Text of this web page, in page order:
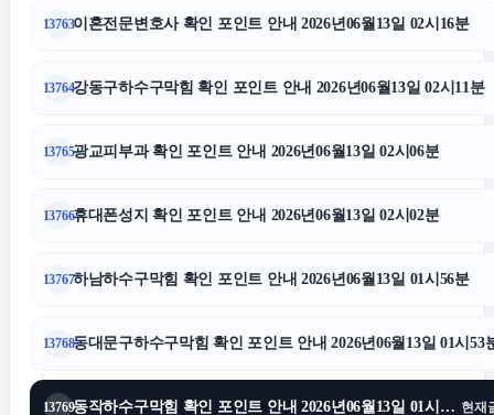
폰테크
동작구하수구막힘
13763이혼전문변호사 확인 포인트 안내 2026년06월13일 02시16분
13764강동구하수구막힘 확인 포인트 안내 2026년06월13일 02시11분
13765광교피부과 확인 포인트 안내 2026년06월13일 02시06분
13766휴대폰성지 확인 포인트 안내 2026년06월13일 02시02분
13767하남하수구막힘 확인 포인트 안내 2026년06월13일 01시56분
13768동대문구하수구막힘 확인 포인트 안내 2026년06월13일 01시53
13769 동작하수구막힘 확인 포인트 안내 2026년06월13일 01시47분 현재